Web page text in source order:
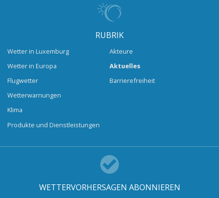
RUBRIK
Wetter in Luxemburg
Wetter in Europa
Flugwetter
Wetterwarnungen
Klima
Produkte und Dienstleistungen
Akteure
Aktuelles
Barrierefreiheit
WETTERVORHERSAGEN ABONNIEREN